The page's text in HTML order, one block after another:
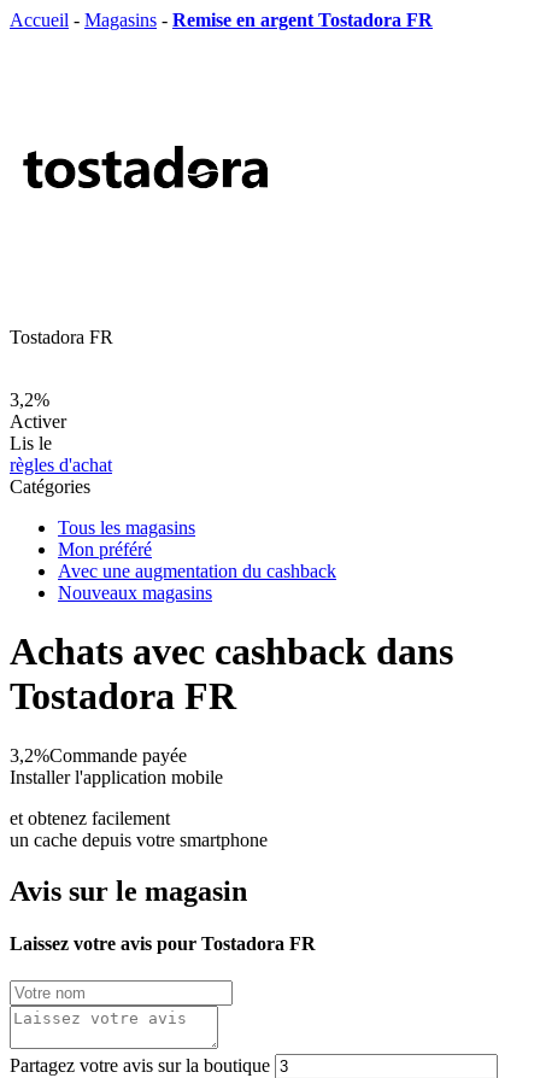
Accueil - Magasins - Remise en argent Tostadora FR
Tostadora FR
3,2%
Activer
Lis le
règles d'achat
Catégories
Tous les magasins
Mon préféré
Avec une augmentation du cashback
Nouveaux magasins
Achats avec cashback dans
Tostadora FR
3,2%Commande payée
Installer l'application mobile
et obtenez facilement
un cache depuis votre smartphone
Avis sur le magasin
Laissez votre avis pour Tostadora FR
Partagez votre avis sur la boutique